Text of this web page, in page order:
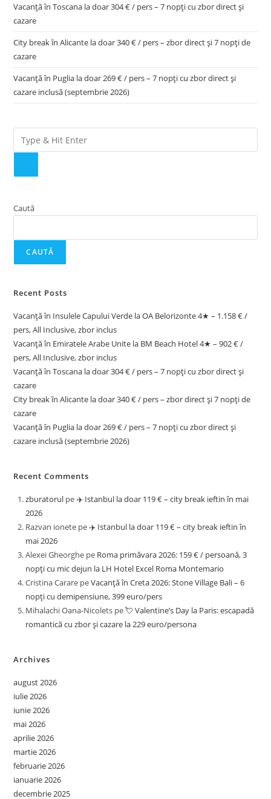
Vacanță în Toscana la doar 304 € / pers – 7 nopți cu zbor direct și
cazare
City break în Alicante la doar 340 € / pers – zbor direct și 7 nopți de
cazare
Vacanță în Puglia la doar 269 € / pers – 7 nopți cu zbor direct și
cazare inclusă (septembrie 2026)
Caută
CAUTĂ
Recent Posts
Vacanță în Insulele Capului Verde la OA Belorizonte 4★ – 1.158 € /
pers, All Inclusive, zbor inclus
Vacanță în Emiratele Arabe Unite la BM Beach Hotel 4★ – 902 € /
pers, All Inclusive, zbor inclus
Vacanță în Toscana la doar 304 € / pers – 7 nopți cu zbor direct și
cazare
City break în Alicante la doar 340 € / pers – zbor direct și 7 nopți de
cazare
Vacanță în Puglia la doar 269 € / pers – 7 nopți cu zbor direct și
cazare inclusă (septembrie 2026)
Recent Comments
zburatorul pe ✈️ Istanbul la doar 119 € – city break ieftin în mai
2026
Razvan ionete pe ✈️ Istanbul la doar 119 € – city break ieftin în
mai 2026
Alexei Gheorghe pe Roma primăvara 2026: 159 € / persoană, 3
nopți cu mic dejun la LH Hotel Excel Roma Montemario
Cristina Carare peVacanță în Creta 2026: Stone Village Bali – 6
nopți cu demipensiune, 399 euro/pers
Mihalachi Oana-Nicolets pe💘 Valentine’s Day la Paris: escapadă
romantică cu zbor și cazare la 229 euro/persona
Archives
august 2026
iulie 2026
iunie 2026
mai 2026
aprilie 2026
martie 2026
februarie 2026
ianuarie 2026
decembrie 2025